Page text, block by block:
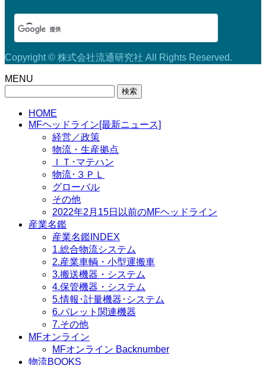
Copyright © 株式会社流通研究社 All Rights Reserved.
MENU
HOME
MFヘッドライン[最新ニュース]
経営／政策
物流・生産拠点
ＩＴ･マテハン
物流･３ＰＬ
グローバル
その他
2022年2月15日以前のMFヘッドライン
産業名鑑
産業名鑑INDEX
1.総合物流システム
2.産業車輌・小型運搬車
3.搬送機器・システム
4.保管機器・システム
5.情報･計量機器･システム
6.パレット関連機器
7.その他
MFオンライン
MFオンライン Backnumber
物流BOOKS